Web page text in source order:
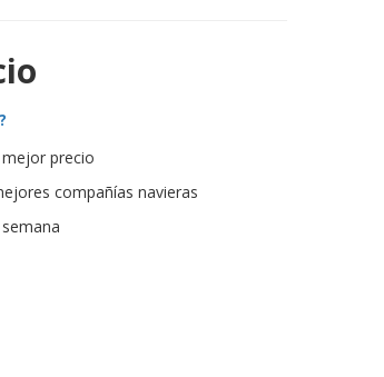
precio
compañías navieras